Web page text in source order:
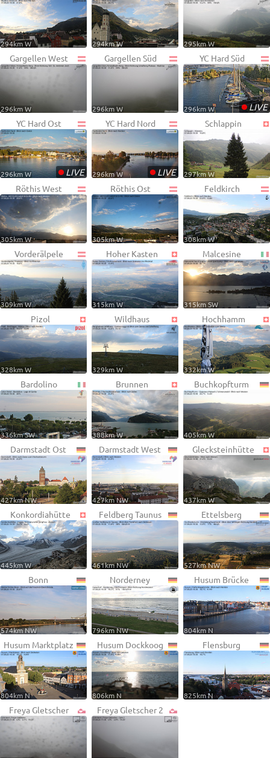
294km W 294km W 295km W
Gargellen West
296km W
Gargellen Süd
296km W
YC Hard Süd
•LIVE
296km W
YC Hard Ost
•LIVE
296km W
YC Hard Nord
•LIVE
296km W
Schlappin
297km W
Röthis West
305km W
Röthis Ost
305km W
Feldkirch
308km W
Vorderälpele
309km W
Hoher Kasten
315km W
Malcesine
315km SW
Pizol
328km W
Wildhaus
329km W
Hochhamm
332km W
Bardolino
336km SW
Brunnen
388km W
Buchkopfturm
405km W
Darmstadt Ost
427km NW
Darmstadt West
427km NW
Glecksteinhütte
437km W
Konkordiahütte
445km W
Feldberg Taunus
461km NW
Ettelsberg
527km NW
Bonn
574km NW
Norderney
796km NW
Husum Brücke
804km N
Husum Marktplatz
804km N
Husum Dockkoog
806km N
Flensburg
825km N
Freya Gletscher Freya Gletscher 2